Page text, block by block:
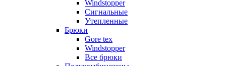
Windstopper
Сигнальные
Утепленные
Брюки
Gore tex
Windstopper
Все брюки